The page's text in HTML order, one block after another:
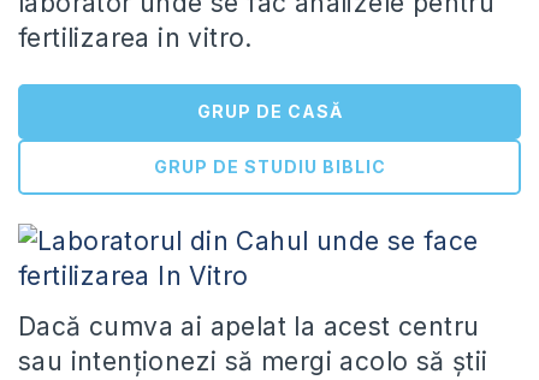
fertilizarea in vitro.
GRUP DE CASĂ
GRUP DE STUDIU BIBLIC
Dacă cumva ai apelat la acest centru
sau intenţionezi să mergi acolo să ştii